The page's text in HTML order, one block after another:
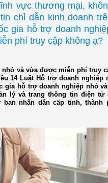
vực thương mại,
chỉ dẫn kinh doanh
gia hỗ trợ doanh
phí truy cập không ạ?
nhỏ và vừa được miễn phí truy
14 Luật Hỗ trợ doanh nghiệp
gia hỗ trợ doanh nghiệp nhỏ
lý và trang thông tin điện tử
ban nhân dân cấp tỉnh, thành